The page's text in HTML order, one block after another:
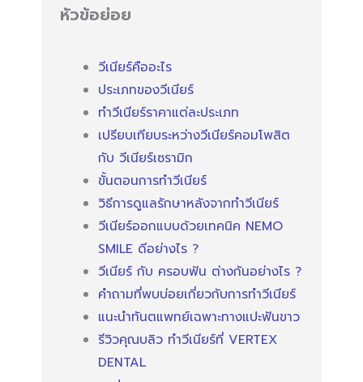
หัวข้อย่อย
วีเนียร์คืออะไร
ประเภทของวีเนียร์
ทำวีเนียร์ราคาแต่ละประเภท
เปรียบเทียบระหว่างวีเนียร์คอมโพสิต
กับ วีเนียร์เซรามิก
ขั้นตอนการทำวีเนียร์
วิธีการดูแลรักษาหลังจากทำวีเนียร์
วีเนียร์ออกแบบด้วยเทคนิค NEMO
SMILE ดีอย่างไร ?
วีเนียร์ กับ ครอบฟัน ต่างกันอย่างไร ?
คำถามที่พบบ่อยเกี่ยวกับการทำวีเนียร์
แนะนำทันตแพทย์เฉพาะทางแปะฟันขาว
รีวิวคุณบลิว ทำวีเนียร์ที่ VERTEX
DENTAL